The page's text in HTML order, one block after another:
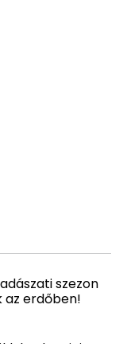
szezon
az erdőben!